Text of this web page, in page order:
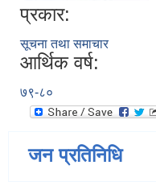
प्रकार:
सूचना तथा समाचार
आर्थिक वर्ष:
७९-८०
जन प्रतिनिधि